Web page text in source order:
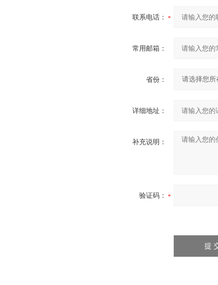
联系电话：
常用邮箱：
省份：
详细地址：
补充说明：
验证码：